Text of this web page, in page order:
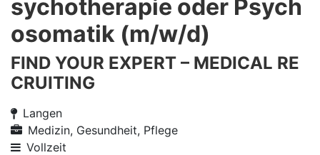
sychotherapie oder Psych
osomatik (m/w/d)
FIND YOUR EXPERT – MEDICAL RE
CRUITING
Langen
Medizin, Gesundheit, Pflege
Vollzeit